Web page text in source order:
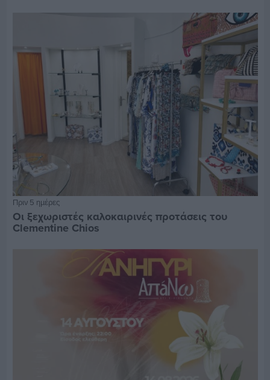
Πριν 5 ημέρες
Οι ξεχωριστές καλοκαιρινές προτάσεις του
Clementine Chios